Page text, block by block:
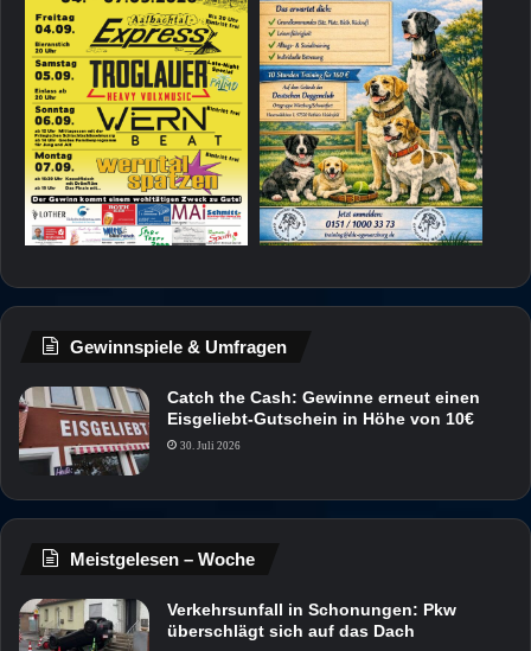
Gewinnspiele & Umfragen
Catch the Cash: Gewinne erneut einen
Eisgeliebt-Gutschein in Höhe von 10€
30. Juli 2026
Meistgelesen – Woche
Verkehrsunfall in Schonungen: Pkw
überschlägt sich auf das Dach